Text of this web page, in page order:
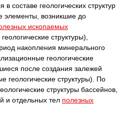
составе геологических структур
элементы, возникшие до
ископаемых
структуры),
накопления минерального
геологические
после создания залежей
геологические структуры). По
структуры бассейнов,
и отдельных тел полезных